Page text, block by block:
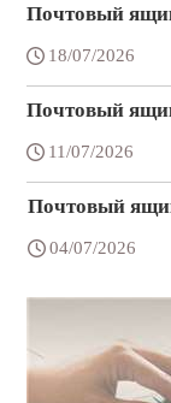
Почтовый
18/07/2026
Почтовый
11/07/2026
Почтовый
04/07/2026